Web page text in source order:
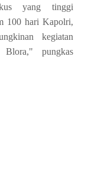
yang tinggi
100 hari Kapolri,
kegiatan
pungkas